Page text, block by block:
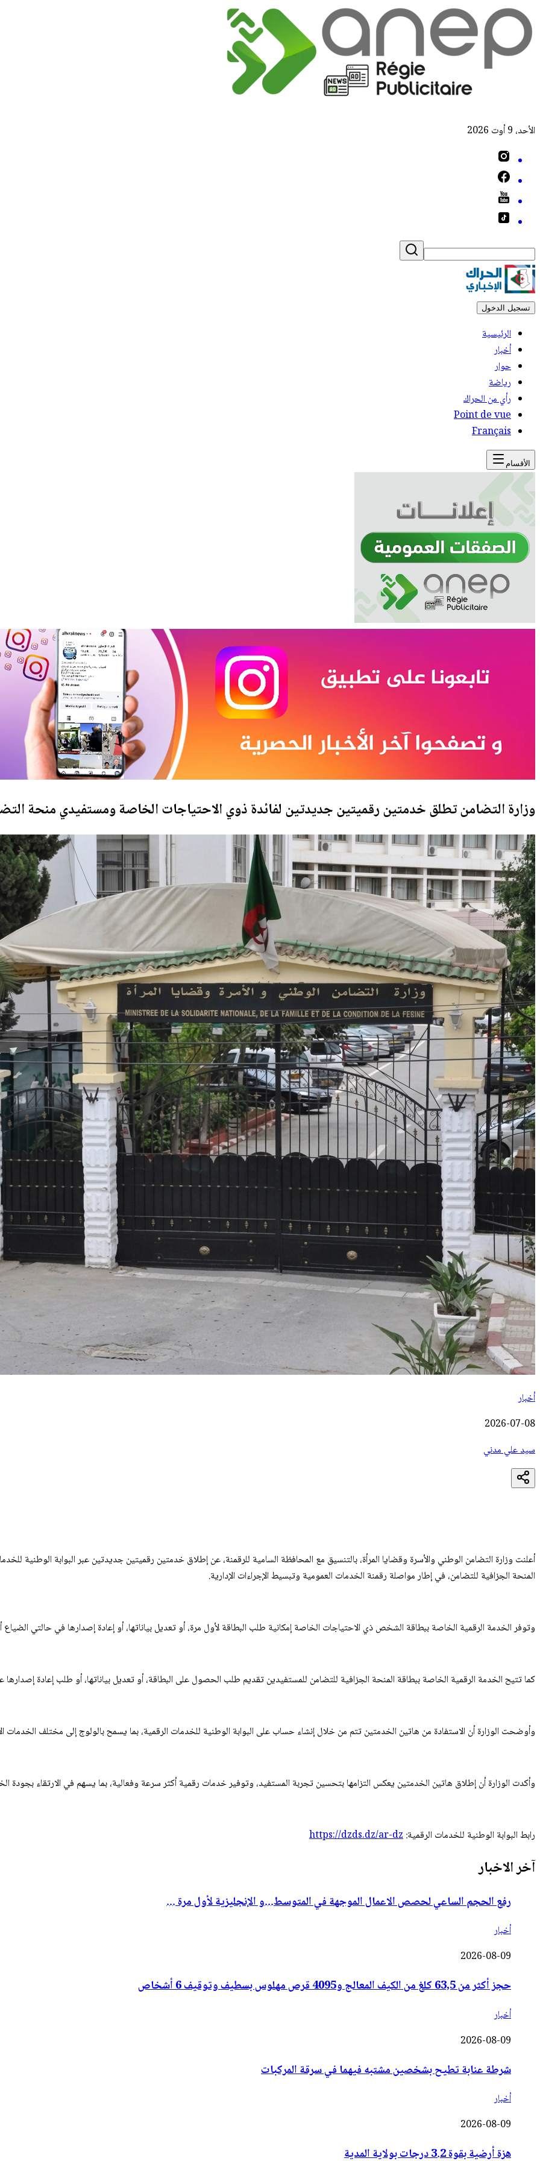
الأحد، 9 أوت 2026
تسجيل الدخول
الرئيسية
أخبار
حوار
رياضة
رأي من الحراك
Point de vue
Français
الأقسام
وزارة التضامن تطلق خدمتين رقميتين جديدتين لفائدة ذوي الاحتياجات الخاصة ومستفيدي منحة
أخبار
2026-07-08
سيد علي مدني
أعلنت وزارة التضامن الوطني والأسرة وقضايا المرأة، بالتنسيق مع المحافظة السامية للرقمنة، عن إطلاق خدمتين رقميتين جديدتين عبر البوابة الوطنية
المنحة الجزافية للتضامن، في إطار مواصلة رقمنة الخدمات العمومية وتبسيط الإجراءات الإدارية.
وتوفر الخدمة الرقمية الخاصة ببطاقة الشخص ذي الاحتياجات الخاصة إمكانية طلب البطاقة لأول مرة، أو تعديل بياناتها، أو إعادة إصدارها في حالتي
كما تتيح الخدمة الرقمية الخاصة ببطاقة المنحة الجزافية للتضامن للمستفيدين تقديم طلب الحصول على البطاقة، أو تعديل بياناتها، أو طلب إعادة إصدارها
وأوضحت الوزارة أن الاستفادة من هاتين الخدمتين تتم من خلال إنشاء حساب على البوابة الوطنية للخدمات الرقمية، بما يسمح بالولوج إلى مختلف الخدمات
وأكدت الوزارة أن إطلاق هاتين الخدمتين يعكس التزامها بتحسين تجربة المستفيد، وتوفير خدمات رقمية أكثر سرعة وفعالية، بما يسهم في الارتقاء بجودة
رابط البوابة الوطنية للخدمات الرقمية:https://dzds.dz/ar-dz
آخر الاخبار
رفع الحجم الساعي لحصص الاعمال الموجهة في المتوسط...و الإنجليزية لأول مرة ...
أخبار
2026-08-09
حجز أكثر من 63,5 كلغ من الكيف المعالج و4095 قرص مهلوس بسطيف وتوقيف 6 أشخاص
أخبار
2026-08-09
شرطة عنابة تطيح بشخصين مشتبه فيهما في سرقة المركبات
أخبار
2026-08-09
هزة أرضية بقوة 3.2 درجات بولاية المدية